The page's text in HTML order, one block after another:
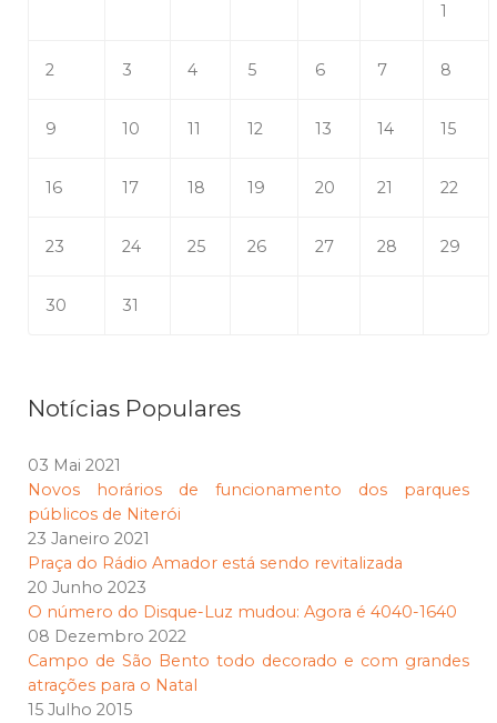
1
2 3 4 5 6 7 8
9 10 11 12 13 14 15
16 17 18 19 20 21 22
23 24 25 26 27 28 29
30 31
Notícias Populares
03 Mai 2021
Novos horários de funcionamento dos parques
públicos de Niterói
23 Janeiro 2021
Praça do Rádio Amador está sendo revitalizada
20 Junho 2023
O número do Disque-Luz mudou: Agora é 4040-1640
08 Dezembro 2022
Campo de São Bento todo decorado e com grandes
atrações para o Natal
15 Julho 2015